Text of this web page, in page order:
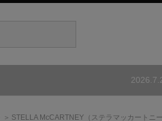
STELLA McCARTNEY （ステラマッカートニー